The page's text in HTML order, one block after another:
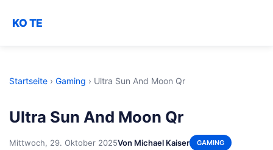
KO TE
Startseite › Gaming › Ultra Sun And Moon Qr
Ultra Sun And Moon Qr
Mittwoch, 29. Oktober 2025Von Michael Kaiser GAMING